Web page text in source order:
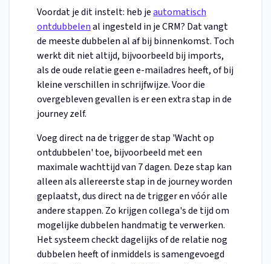
Voordat je dit instelt: heb jeautomatisch
ontdubbelenal ingesteld in je CRM? Dat vangt
de meeste dubbelen al af bij binnenkomst. Toch
werkt dit niet altijd, bijvoorbeeld bij imports,
als de oude relatie geen e-mailadres heeft, of bij
kleine verschillen in schrijfwijze. Voor die
overgebleven gevallen is er een extra stap in de
journey zelf.
Voeg direct na de trigger de stap 'Wacht op
ontdubbelen' toe, bijvoorbeeld met een
maximale wachttijd van 7 dagen. Deze stap kan
alleen als allereerste stap in de journey worden
geplaatst, dus direct na de trigger en vóór alle
andere stappen. Zo krijgen collega's de tijd om
mogelijke dubbelen handmatig te verwerken.
Het systeem checkt dagelijks of de relatie nog
dubbelen heeft of inmiddels is samengevoegd